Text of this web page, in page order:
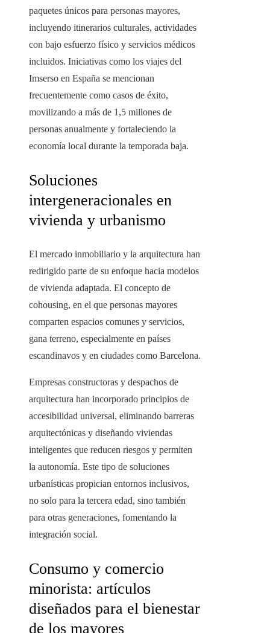
paquetes únicos para personas mayores,
incluyendo itinerarios culturales, actividades
con bajo esfuerzo físico y servicios médicos
incluidos. Iniciativas como los viajes del
Imserso en España se mencionan
frecuentemente como casos de éxito,
movilizando a más de 1,5 millones de
personas anualmente y fortaleciendo la
economía local durante la temporada baja.
Soluciones
intergeneracionales en
vivienda y urbanismo
El mercado inmobiliario y la arquitectura han
redirigido parte de su enfoque hacia modelos
de vivienda adaptada. El concepto de
cohousing, en el que personas mayores
comparten espacios comunes y servicios,
gana terreno, especialmente en países
escandinavos y en ciudades como Barcelona.
Empresas constructoras y despachos de
arquitectura han incorporado principios de
accesibilidad universal, eliminando barreras
arquitectónicas y diseñando viviendas
inteligentes que reducen riesgos y permiten
la autonomía. Este tipo de soluciones
urbanísticas propician entornos inclusivos,
no solo para la tercera edad, sino también
para otras generaciones, fomentando la
integración social.
Consumo y comercio
minorista: artículos
diseñados para el bienestar
de los mayores